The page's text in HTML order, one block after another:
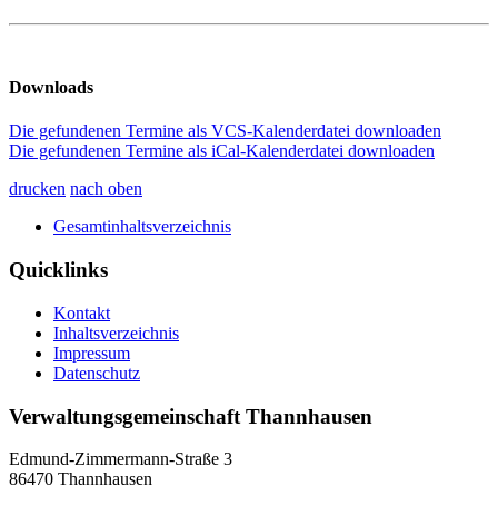
Downloads
Die gefundenen Termine als VCS-Kalenderdatei downloaden
Die gefundenen Termine als iCal-Kalenderdatei downloaden
drucken nach oben
Gesamtinhaltsverzeichnis
Quicklinks
Kontakt
Inhaltsverzeichnis
Impressum
Datenschutz
Verwaltungsgemeinschaft Thannhausen
Edmund-Zimmermann-Straße 3
86470 Thannhausen